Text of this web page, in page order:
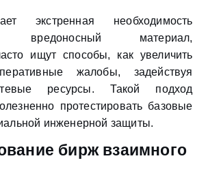
экстренная необходимость
вредоносный материал,
ищут способы, как увеличить
жалобы, задействуя
ресурсы. Такой подход
протестировать базовые
инженерной защиты.
бирж взаимного